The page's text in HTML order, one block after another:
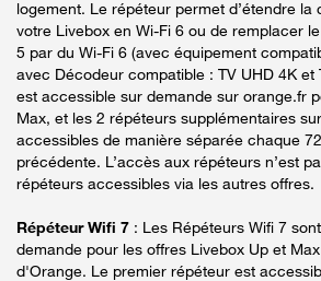
logement. Le répéteur permet d’étendre la
votre Livebox en Wi-Fi 6 ou de remplacer
5 par du Wi-Fi 6 (avec équipement
avec Décodeur compatible : TV UHD 4K et
est accessible sur demande sur orange.fr
Max, et les 2 répéteurs supplémentaires
accessibles de manière séparée chaque
précédente. L’accès aux répéteurs n’est
répéteurs accessibles via les autres offres.
Répéteur Wifi 7 : Les Répéteurs Wifi 7
demande pour les offres Livebox Up et
d'Orange. Le premier répéteur est